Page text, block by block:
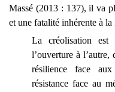
Massé (2013 : 137), il va
et une fatalité inhérente à
La créolisation
l’ouverture à l’autre,
résilience face
résistance face au